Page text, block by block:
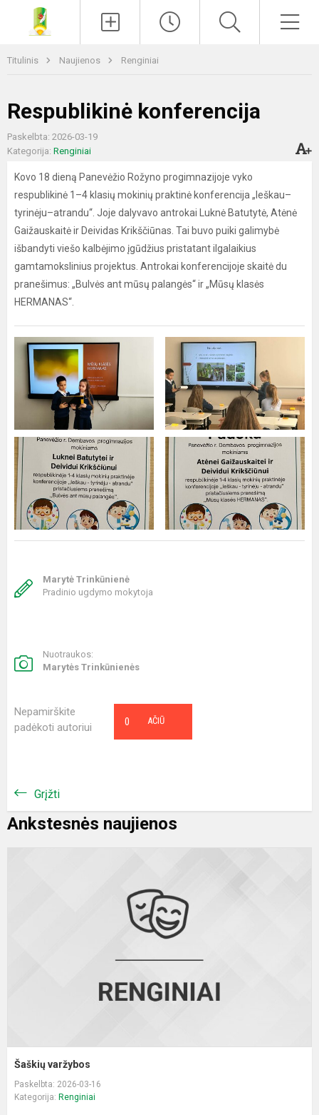
Titulinis Naujienos Renginiai
Respublikinė konferencija
Paskelbta: 2026-03-19
Kategorija: Renginiai
Kovo 18 dieną Panevėžio Rožyno progimnazijoje vyko
respublikinė 1–4 klasių mokinių praktinė konferencija „Ieškau–
tyrinėju–atrandu“. Joje dalyvavo antrokai Luknė Batutytė, Atėnė
Gaižauskaitė ir Deividas Krikščiūnas. Tai buvo puiki galimybė
išbandyti viešo kalbėjimo įgūdžius pristatant ilgalaikius
gamtamokslinius projektus. Antrokai konferencijoje skaitė du
pranešimus: „Bulvės ant mūsų palangės“ ir „Mūsų klasės
HERMANAS“.
Marytė Trinkūnienė
Pradinio ugdymo mokytoja
Nuotraukos:
Marytės Trinkūnienės
Nepamirškite
padėkoti autoriui
AČIŪ
0
Grįžti
Ankstesnės naujienos
Šaškių varžybos
Paskelbta: 2026-03-16
Kategorija: Renginiai